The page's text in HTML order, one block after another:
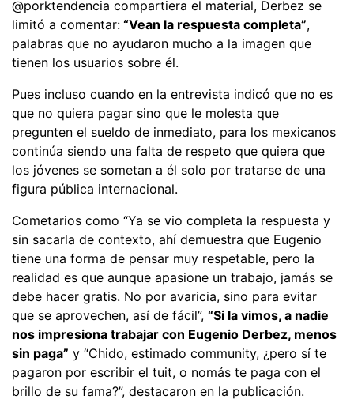
@porktendencia compartiera el material, Derbez se
limitó a comentar: “Vean la respuesta completa”,
palabras que no ayudaron mucho a la imagen que
tienen los usuarios sobre él.
Pues incluso cuando en la entrevista indicó que no es
que no quiera pagar sino que le molesta que
pregunten el sueldo de inmediato, para los mexicanos
continúa siendo una falta de respeto que quiera que
los jóvenes se sometan a él solo por tratarse de una
figura pública internacional.
Cometarios como “Ya se vio completa la respuesta y
sin sacarla de contexto, ahí demuestra que Eugenio
tiene una forma de pensar muy respetable, pero la
realidad es que aunque apasione un trabajo, jamás se
debe hacer gratis. No por avaricia, sino para evitar
que se aprovechen, así de fácil”, “Si la vimos, a nadie
nos impresiona trabajar con Eugenio Derbez, menos
sin paga” y “Chido, estimado community, ¿pero sí te
pagaron por escribir el tuit, o nomás te paga con el
brillo de su fama?”, destacaron en la publicación.